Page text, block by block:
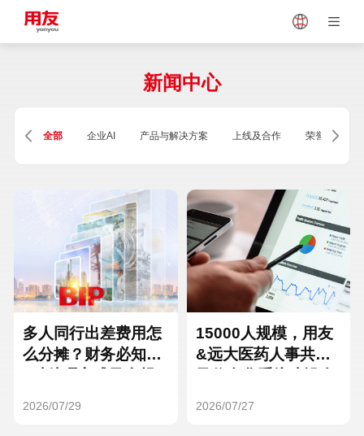
Vietnam
Singapore Malaysia
Thailand
Turkey
Hungary Mexico
Hong Kong Macau
新闻中心
全部 企业AI 产品与解决方案 上线及合作 荣誉及资质
多人同行出差费用怎
么分摊？财务必知的
2026/07/29
15000人规模，用友
&远大医药人事共享
2026/07/27